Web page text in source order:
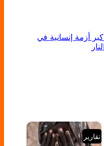
أزمة إنسانية في
تقارير